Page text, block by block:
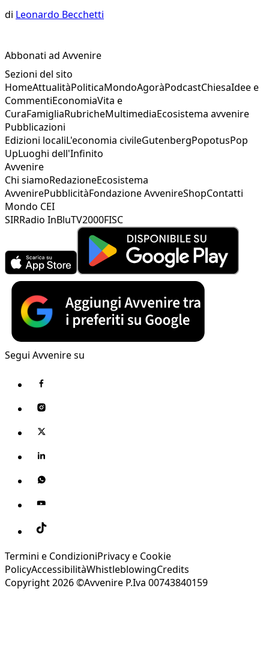
di Leonardo Becchetti
Abbonati ad Avvenire
Sezioni del sito
HomeAttualitàPoliticaMondoAgoràPodcastChiesaIdee e
CommentiEconomiaVita e
CuraFamigliaRubricheMultimediaEcosistema avvenire
Pubblicazioni
Edizioni localiL'economia civileGutenbergPopotusPop
UpLuoghi dell'Infinito
Avvenire
Chi siamoRedazioneEcosistema
AvvenirePubblicitàFondazione AvvenireShopContatti
Mondo CEI
SIRRadio InBluTV2000FISC
Segui Avvenire su
Termini e CondizioniPrivacy e Cookie
PolicyAccessibilitàWhistleblowingCredits
Copyright 2026 ©Avvenire P.Iva 00743840159